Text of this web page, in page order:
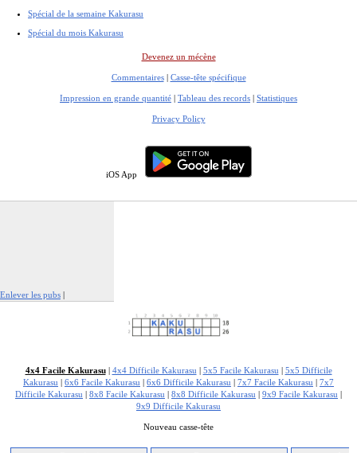
Spécial de la semaine Kakurasu
Spécial du mois Kakurasu
Devenez un mécène
Commentaires| Casse-tête spécifique
Impression en grande quantité | Tableau des records | Statistiques
Privacy Policy
iOS App
Enlever les pubs |
4x4 Facile Kakurasu| 4x4 Difficile Kakurasu 5x5 Facile Kakurasu
5x5 Difficile
Kakurasu
6x6 Facile Kakurasu 6x6 Difficile Kakurasu 7x7 Facile Kakurasu
7x7
Difficile Kakurasu
8x8 Facile Kakurasu 8x8 Difficile Kakurasu 9x9 Facile Kakurasu
9x9 Difficile Kakurasu
Nouveau casse-tête